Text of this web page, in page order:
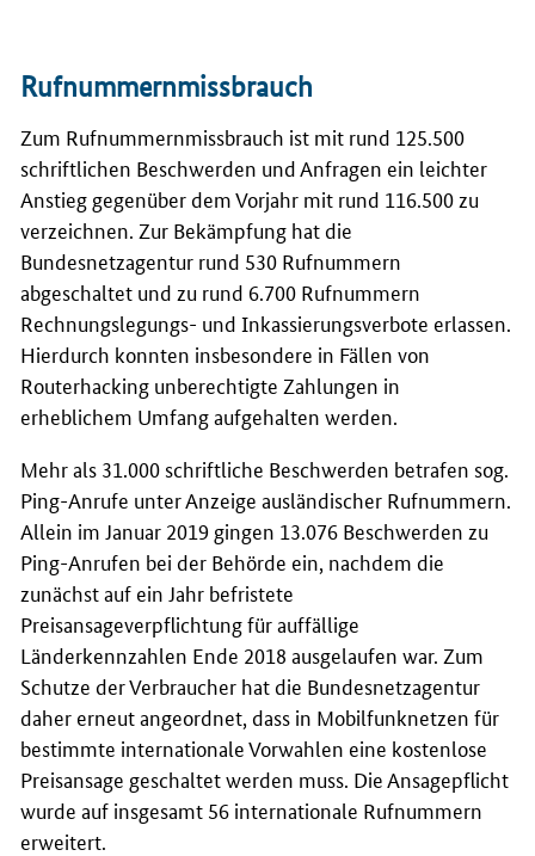
Rufnummernmissbrauch
Zum Rufnummernmissbrauch ist mit rund 125.500
schriftlichen Beschwerden und Anfragen ein leichter
Anstieg gegenüber dem Vorjahr mit rund 116.500 zu
verzeichnen. Zur Bekämpfung hat die
Bundesnetzagentur rund 530 Rufnummern
abgeschaltet und zu rund 6.700 Rufnummern
Rechnungslegungs- und Inkassierungsverbote erlassen.
Hierdurch konnten insbesondere in Fällen von
Routerhacking unberechtigte Zahlungen in
erheblichem Umfang aufgehalten werden.
Mehr als 31.000 schriftliche Beschwerden betrafen sog.
Ping-Anrufe unter Anzeige ausländischer Rufnummern.
Allein im Januar 2019 gingen 13.076 Beschwerden zu
Ping-Anrufen bei der Behörde ein, nachdem die
zunächst auf ein Jahr befristete
Preisansageverpflichtung für auffällige
Länderkennzahlen Ende 2018 ausgelaufen war. Zum
Schutze der Verbraucher hat die Bundesnetzagentur
daher erneut angeordnet, dass in Mobilfunknetzen für
bestimmte internationale Vorwahlen eine kostenlose
Preisansage geschaltet werden muss. Die Ansagepflicht
wurde auf insgesamt 56 internationale Rufnummern
erweitert.